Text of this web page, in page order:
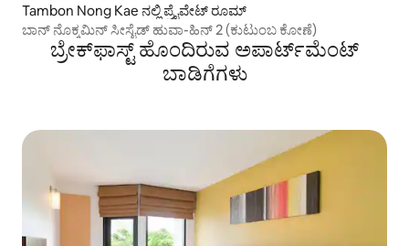
Tambon Nong Kae ನಲ್ಲಿ ಪ್ರೈವೇಟ್ ರೂಮ್
ಬಾನ್ ನೊಕ್ಕಮಿನ್ ಸೀಸೈಡ್ ಹುವಾ-ಹಿನ್ 2 (ಕುಟುಂಬ ಕೋಣೆ)
ಬ್ರೇಕ್‍ಫಾಸ್ಟ್ ಹೊಂದಿರುವ ಅಪಾರ್ಟ್‌ಮೆಂಟ್
ಬಾಡಿಗೆಗಳು